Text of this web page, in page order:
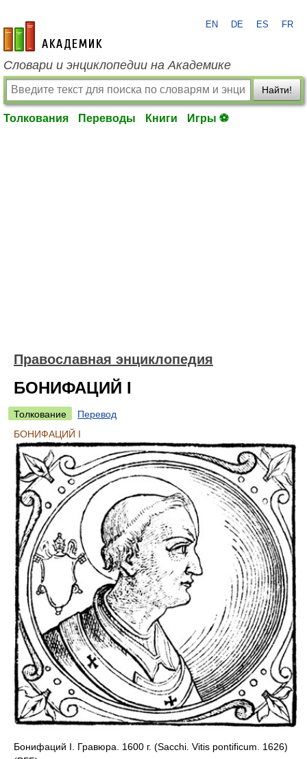
academic.ru
EN DE ES FR
Словари и энциклопедии на Академике
Найти!
Толкования Переводы Книги Игры ⚽
Православная энциклопедия
БОНИФАЦИЙ I
Толкование
Перевод
БОНИФАЦИЙ I
Бонифаций I. Гравюра. 1600 г. (Sacchi. Vitis pontificum. 1626)